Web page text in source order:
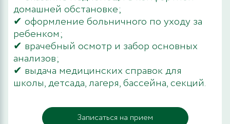
домашней обстановке;
✔ оформление больничного по уходу за
ребенком;
✔ врачебный осмотр и забор основных
анализов;
✔ выдача медицинских справок для
школы, детсада, лагеря, бассейна, секций.
Записаться на прием